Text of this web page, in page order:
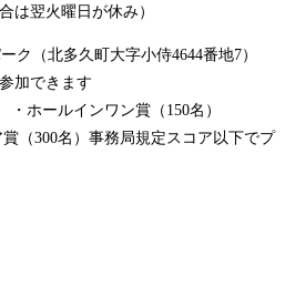
翌火曜日が休み）
（北多久町大字小侍4644番地7）
加できます
ホールインワン賞（150名）
名）事務局規定スコア以下でプ